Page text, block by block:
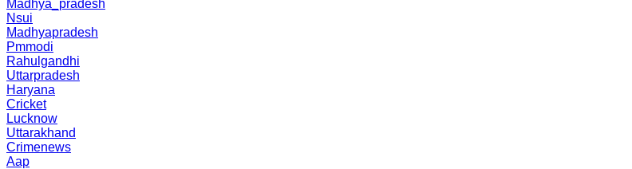
Madhya_pradesh
Nsui
Madhyapradesh
Pmmodi
Rahulgandhi
Uttarpradesh
Haryana
Cricket
Lucknow
Uttarakhand
Crimenews
Aap